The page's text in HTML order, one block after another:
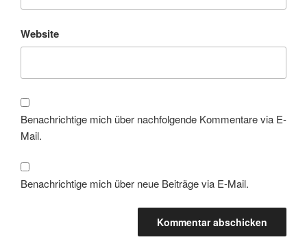
Website
Benachrichtige mich über nachfolgende Kommentare via E-
Mail.
Benachrichtige mich über neue Beiträge via E-Mail.